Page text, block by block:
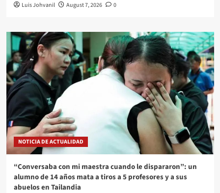
Luis Johvanil August 7, 2026 0
NOTICIA DE ACTUALIDAD
“Conversaba con mi maestra cuando le dispararon”: un
alumno de 14 años mata a tiros a 5 profesores y a sus
abuelos en Tailandia